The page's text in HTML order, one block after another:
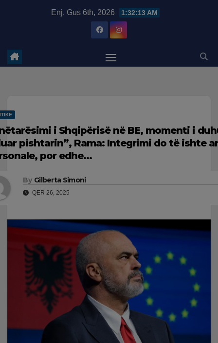
Enj. Gus 6th, 2026 1:32:14 AM
i Shqipërisë në BE, momenti i
pishtarin”, Rama: Integrimi do të ishte
por edhe…
By Gilberta Simoni
QER 26, 2025